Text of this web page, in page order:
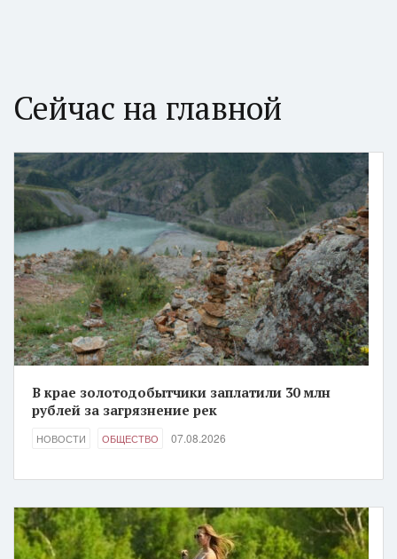
Сейчас на главной
В крае золотодобытчики заплатили 30 млн
рублей за загрязнение рек
НОВОСТИ ОБЩЕСТВО 07.08.2026